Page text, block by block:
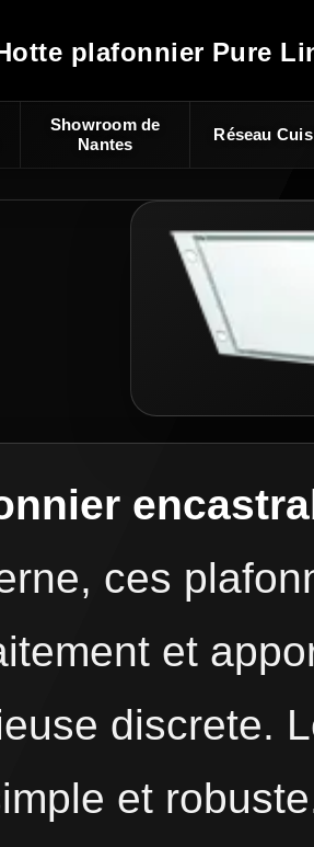
plafonnier Pure
ces
et
discrete.
et
Showroom de
Nantes
Réseau